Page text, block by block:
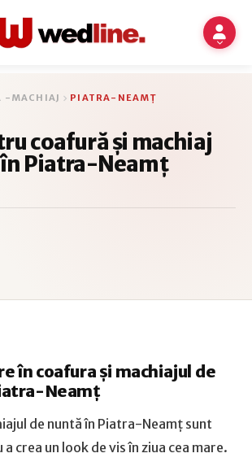
-MACHIAJ PIATRA-NEAMȚ
coafură și machiaj
Piatra-Neamț
în coafura și machiajul de
Neamț
de nuntă în Piatra-Neamț sunt
crea un look de vis în ziua cea mare.